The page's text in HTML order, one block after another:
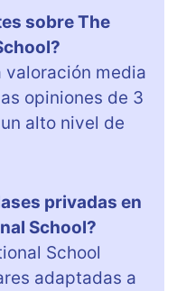
sobre The
valoración media
opiniones de 3
alto nivel de
privadas en
School?
School
adaptadas a